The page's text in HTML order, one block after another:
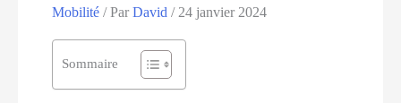
Mobilité / ParDavid/ 24 janvier 2024
Sommaire